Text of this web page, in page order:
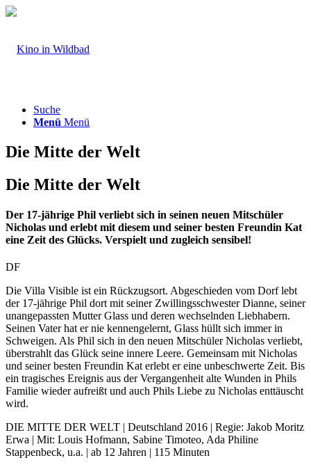
Suche
Menü Menü
Die Mitte der Welt
Die Mitte der Welt
Der 17-jährige Phil verliebt sich in seinen neuen Mitschüler
Nicholas und erlebt mit diesem und seiner besten Freundin Kat
eine Zeit des Glücks. Verspielt und zugleich sensibel!
DF
Die Villa Visible ist ein Rückzugsort. Abgeschieden vom Dorf lebt
der 17-jährige Phil dort mit seiner Zwillingsschwester Dianne, seiner
unangepassten Mutter Glass und deren wechselnden Liebhabern.
Seinen Vater hat er nie kennengelernt, Glass hüllt sich immer in
Schweigen. Als Phil sich in den neuen Mitschüler Nicholas verliebt,
überstrahlt das Glück seine innere Leere. Gemeinsam mit Nicholas
und seiner besten Freundin Kat erlebt er eine unbeschwerte Zeit. Bis
ein tragisches Ereignis aus der Vergangenheit alte Wunden in Phils
Familie wieder aufreißt und auch Phils Liebe zu Nicholas enttäuscht
wird.
DIE MITTE DER WELT | Deutschland 2016 | Regie: Jakob Moritz
Erwa | Mit: Louis Hofmann, Sabine Timoteo, Ada Philine
Stappenbeck, u.a. | ab 12 Jahren | 115 Minuten